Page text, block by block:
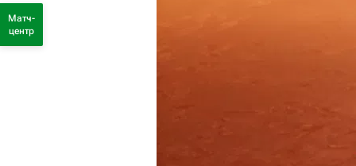
Матч-
центр